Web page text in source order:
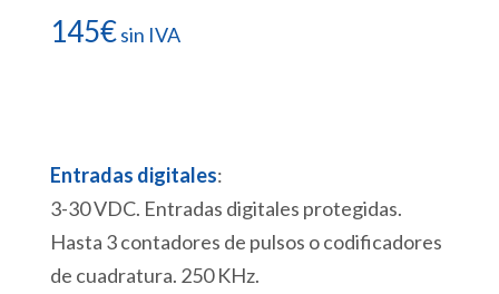
145€sin IVA
Entradas digitales:
3-30 VDC. Entradas digitales protegidas.
Hasta 3 contadores de pulsos o codificadores
de cuadratura. 250 KHz.